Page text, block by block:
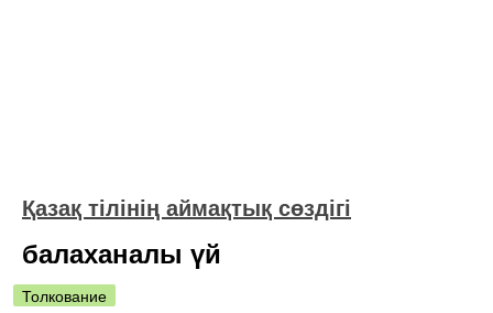
Қазақ тілінің аймақтық сөздігі
балаханалы үй
Толкование